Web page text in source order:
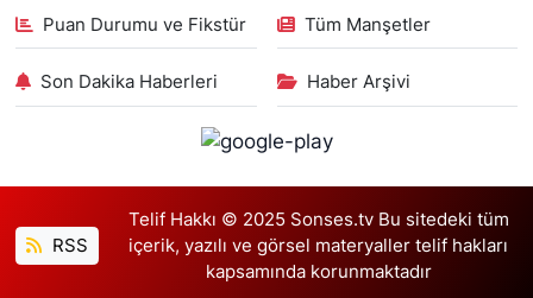
Puan Durumu ve Fikstür Tüm Manşetler
Son Dakika Haberleri Haber Arşivi
RSS
Telif Hakkı © 2025 Sonses.tv Bu sitedeki tüm
içerik, yazılı ve görsel materyaller telif hakları
kapsamında korunmaktadır